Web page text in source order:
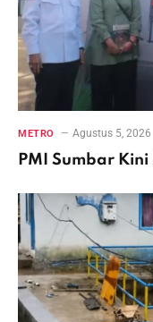
METRO Agustus 5, 2026
PMI Sumbar